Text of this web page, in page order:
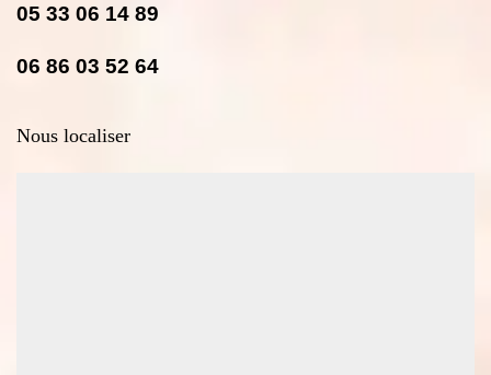
05 33 06 14 89
06 86 03 52 64
Nous localiser